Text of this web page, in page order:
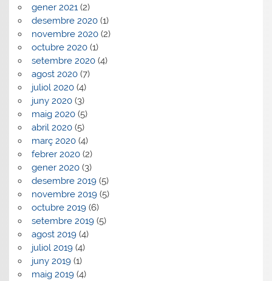
gener 2021(2)
desembre 2020(1)
novembre 2020(2)
octubre 2020(1)
setembre 2020(4)
agost 2020(7)
juliol 2020(4)
juny 2020(3)
maig 2020(5)
abril 2020(5)
març 2020(4)
febrer 2020(2)
gener 2020(3)
desembre 2019(5)
novembre 2019(5)
octubre 2019(6)
setembre 2019(5)
agost 2019(4)
juliol 2019(4)
juny 2019(1)
maig 2019(4)